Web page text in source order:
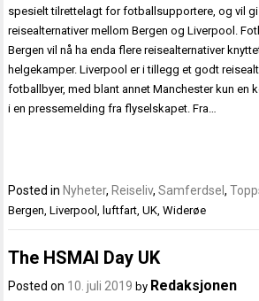
spesielt tilrettelagt for fotballsupportere, og vil
reisealternativer mellom Bergen og Liverpool.
Bergen vil nå ha enda flere reisealternativer
helgekamper. Liverpool er i tillegg et godt
fotballbyer, med blant annet Manchester kun en
i en pressemelding fra flyselskapet. Fra…
Posted in Nyheter, Reiseliv,Samferdsel,
Bergen,Liverpool, luftfart,UK,Widerøe
The HSMAI Day UK
Posted on 10. juli 2019 by Redaksjonen